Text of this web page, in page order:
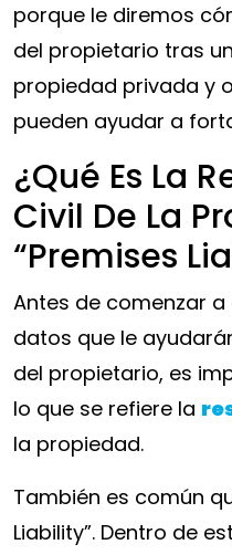
porque le diremos
del propietario tras
propiedad privada y
pueden ayudar a
¿Qué Es La
Civil De La
“Premises
Antes de comenzar
datos que le
del propietario, es
lo que se refiere la
la propiedad.
También es común
Liability”. Dentro de